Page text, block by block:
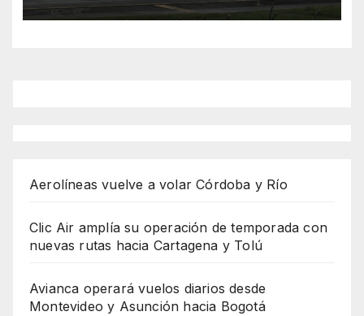
Aerolíneas vuelve a volar Córdoba y Río
Clic Air amplía su operación de temporada con
nuevas rutas hacia Cartagena y Tolú
Avianca operará vuelos diarios desde
Montevideo y Asunción hacia Bogotá